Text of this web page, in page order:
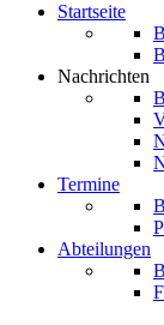
Startseite
Nachrichten
Termine
Abteilungen